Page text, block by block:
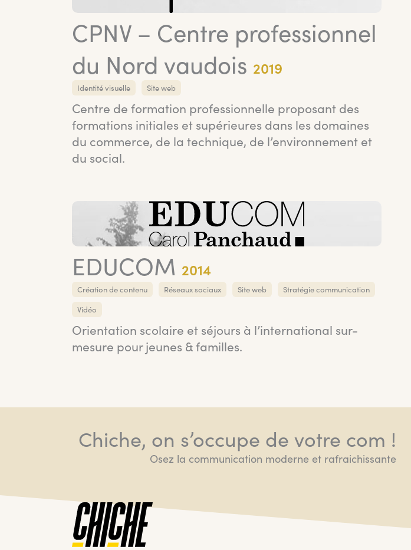
CPNV – Centre professionnel
du Nord vaudois 2019
Identité visuelle Site web
Centre de formation professionnelle proposant des
formations initiales et supérieures dans les domaines
du commerce, de la technique, de l’environnement et
du social.
EDUCOM 2014
Création de contenu Réseaux sociaux Site web
Stratégie communication
Vidéo
Orientation scolaire et séjours à l’international sur-
mesure pour jeunes & familles.
Chiche, on s’occupe de votre com !
Osez la communication moderne et rafraichissante